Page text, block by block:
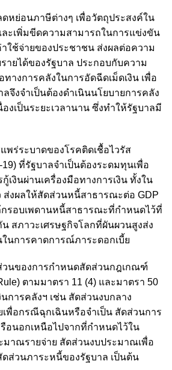
หย่อนภาษีต่างๆ เพื่อวัตถุประสงค์ใน
ละเพิ่มขีดความสามารถในการแข่งขัน
ใช้จ่ายของประชาชน ส่งผลต่อความ
ายได้ของรัฐบาล ประกอบกับความ
ทางการคลังในการอัดฉีดเม็ดเงิน เพื่อ
จึงจำเป็นต้องดำเนินนโยบายการคลัง
งเป็นระยะเวลานาน ซึ่งทำให้รัฐบาลมี
พร่ระบาดของโรคติดเชื้อไวรัส
ที่รัฐบาลจำเป็นต้องระดมทุนเพื่อ
เงินผ่านเครื่องมือทางการเงิน ทั้งใน
ส่งผลให้สัดส่วนหนี้สาธารณะต่อ GDP
กรอบเพดานหนี้สาธารณะที่กำหนดไว้ที่
สภาวะเศรษฐกิจโลกที่ผันผวนสูงส่ง
นการคาดการณ์ภาระดอกเบี้ย
วนของการกำหนดสัดส่วนกฎเกณฑ์
ตามมาตรา 11 (4) และมาตรา 50
การคลังฯ เช่น สัดส่วนงบกลาง
เพื่อกรณีฉุกเฉินหรือจำเป็น สัดส่วนการ
อนอกเหนือไปจากที่กำหนดไว้ใน
มาณรายจ่าย สัดส่วนงบประมาณเพื่อ
ส่วนภาระหนี้ของรัฐบาล เป็นต้น